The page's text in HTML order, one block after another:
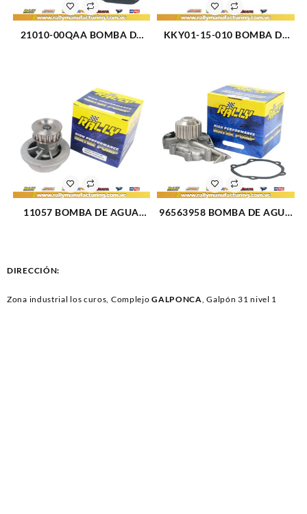
21010-00QAA BOMBA DE
KKY01-15-010 BOMBA DE
11057 BOMBA DE AGUA
96563958 BOMBA DE AGUA
DIRECCIÓN:
Zona industrial los curos, ComplejoGALPONCA, Galpón 31 nivel 1